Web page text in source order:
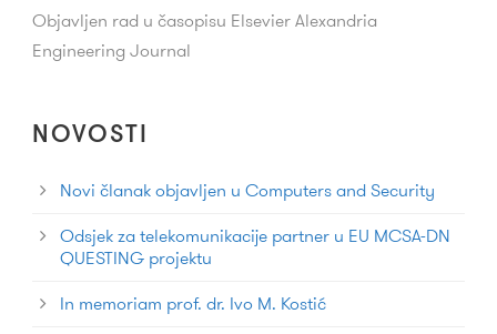
Objavljen rad u časopisu Elsevier Alexandria
Engineering Journal
NOVOSTI
Novi članak objavljen u Computers and Security
Odsjek za telekomunikacije partner u EU MCSA-DN
QUESTING projektu
In memoriam prof. dr. Ivo M. Kostić